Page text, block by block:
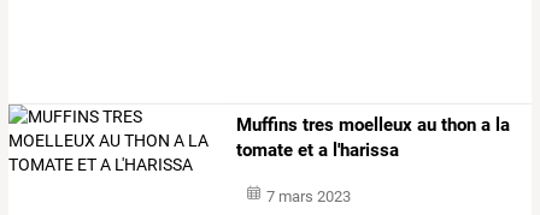
Muffins tres moelleux au thon a la
tomate et a l'harissa
7 mars 2023